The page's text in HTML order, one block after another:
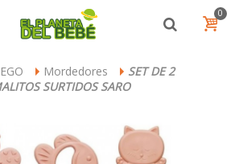
0
> Mordedores > SET DE 2
SURTIDOS SARO